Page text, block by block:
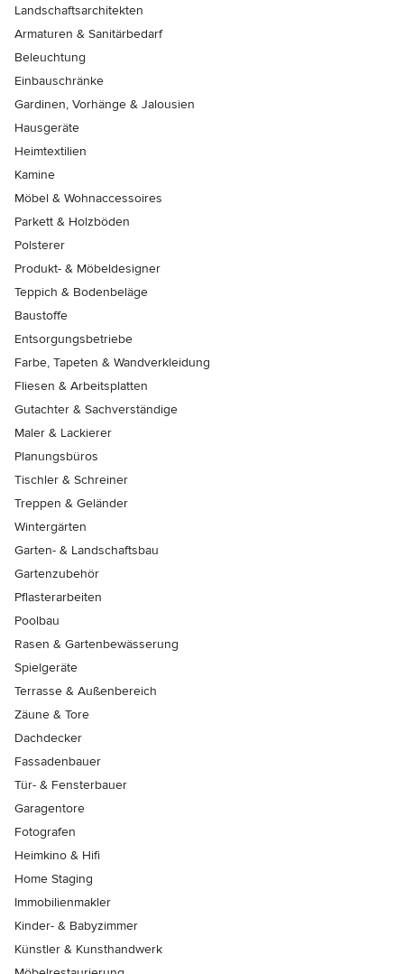
Landschaftsarchitekten
Armaturen & Sanitärbedarf
Beleuchtung
Einbauschränke
Gardinen, Vorhänge & Jalousien
Hausgeräte
Heimtextilien
Kamine
Möbel & Wohnaccessoires
Parkett & Holzböden
Polsterer
Produkt- & Möbeldesigner
Teppich & Bodenbeläge
Baustoffe
Entsorgungsbetriebe
Farbe, Tapeten & Wandverkleidung
Fliesen & Arbeitsplatten
Gutachter & Sachverständige
Maler & Lackierer
Planungsbüros
Tischler & Schreiner
Treppen & Geländer
Wintergärten
Garten- & Landschaftsbau
Gartenzubehör
Pflasterarbeiten
Poolbau
Rasen & Gartenbewässerung
Spielgeräte
Terrasse & Außenbereich
Zäune & Tore
Dachdecker
Fassadenbauer
Tür- & Fensterbauer
Garagentore
Fotografen
Heimkino & Hifi
Home Staging
Immobilienmakler
Kinder- & Babyzimmer
Künstler & Kunsthandwerk